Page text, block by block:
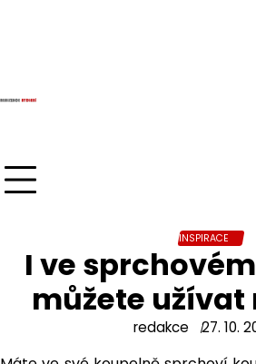
INSPIRACE
I ve
můžete
redakce 27. 10.